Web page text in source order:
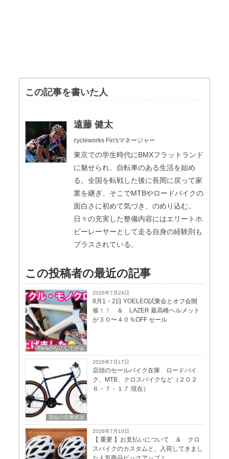
この記事を書いた人
遠藤 健太
cycleworks Fin'sマネージャー
東京での学生時代にBMXフラットランド
に魅せられ、自転車のある生活を始め
る。全国を転戦した後に長岡に戻って家
業を継ぎ、そこでMTBやロードバイクの
面白さに初めて気づき、のめり込む。
日々の充実した整備内容にはエリートホ
ビーレーサーとして走る自身の経験則も
プラスされている。
この投稿者の最近の記事
Fin'sのなにしてがぁ
2026年7月24日
8月1・2日 YOELEO試乗会とオフ会開
催！！ ＆ LAZER 最高峰ヘルメット
が３０〜４０％OFF セール
現在の在庫状況
2026年7月17日
店頭のセールバイク在庫 ロードバイ
ク、MTB、クロスバイクなど（２０２
６・７・１７ 現在）
2026年7月10日
【 重要 】お支払いについて ＆ クロ
スバイクのカスタムと、入荷してきまし